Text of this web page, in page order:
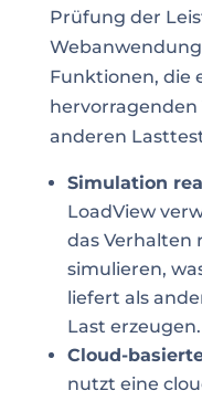
Prüfung der
Funktionen, die
hervorragenden
anderen
Simulation
LoadView
das Verhalten
simulieren,
liefert als
Last erzeugen.
Cloud-
nutzt eine